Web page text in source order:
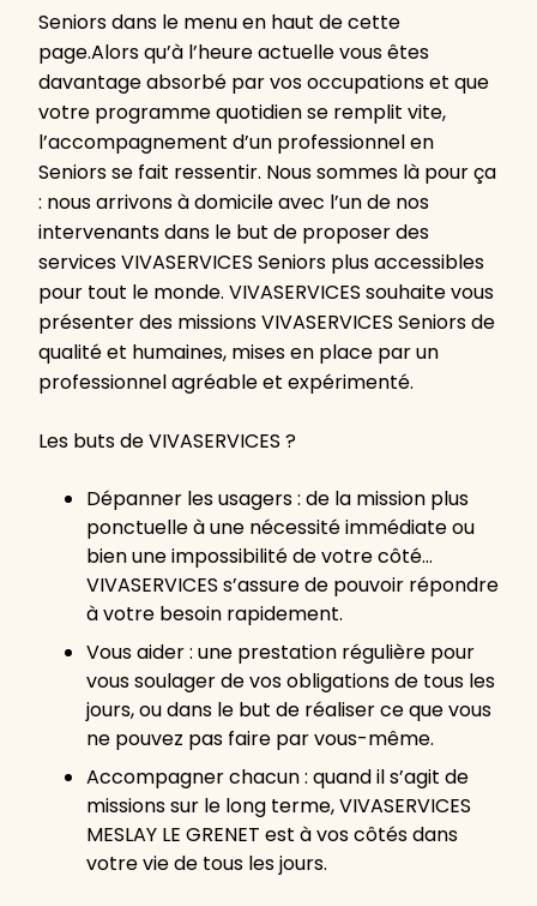
Seniors dans le menu en haut de cette
page.Alors qu’à l’heure actuelle vous êtes
davantage absorbé par vos occupations et que
votre programme quotidien se remplit vite,
l’accompagnement d’un professionnel en
Seniors se fait ressentir. Nous sommes là pour ça
: nous arrivons à domicile avec l’un de nos
intervenants dans le but de proposer des
services VIVASERVICES Seniors plus accessibles
pour tout le monde. VIVASERVICES souhaite vous
présenter des missions VIVASERVICES Seniors de
qualité et humaines, mises en place par un
professionnel agréable et expérimenté.
Les buts de VIVASERVICES ?
Dépanner les usagers : de la mission plus
ponctuelle à une nécessité immédiate ou
bien une impossibilité de votre côté…
VIVASERVICES s’assure de pouvoir répondre
à votre besoin rapidement.
Vous aider : une prestation régulière pour
vous soulager de vos obligations de tous les
jours, ou dans le but de réaliser ce que vous
ne pouvez pas faire par vous-même.
Accompagner chacun : quand il s’agit de
missions sur le long terme, VIVASERVICES
MESLAY LE GRENET est à vos côtés dans
votre vie de tous les jours.